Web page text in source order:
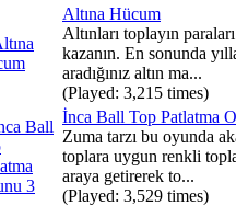
Altına Hücum
Altınları toplayın paraları
kazanın. En sonunda
aradığınız altın ma...
(Played: 3,215 times)
İnca Ball Top Patlatma
Zuma tarzı bu oyunda
toplara uygun renkli
araya getirerek to...
(Played: 3,529 times)